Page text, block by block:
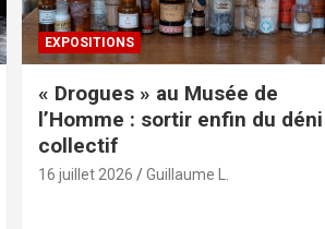
EXPOSITIONS
« Drogues » au Musée de
l’Homme : sortir enfin du déni
collectif
16 juillet 2026 Guillaume L.